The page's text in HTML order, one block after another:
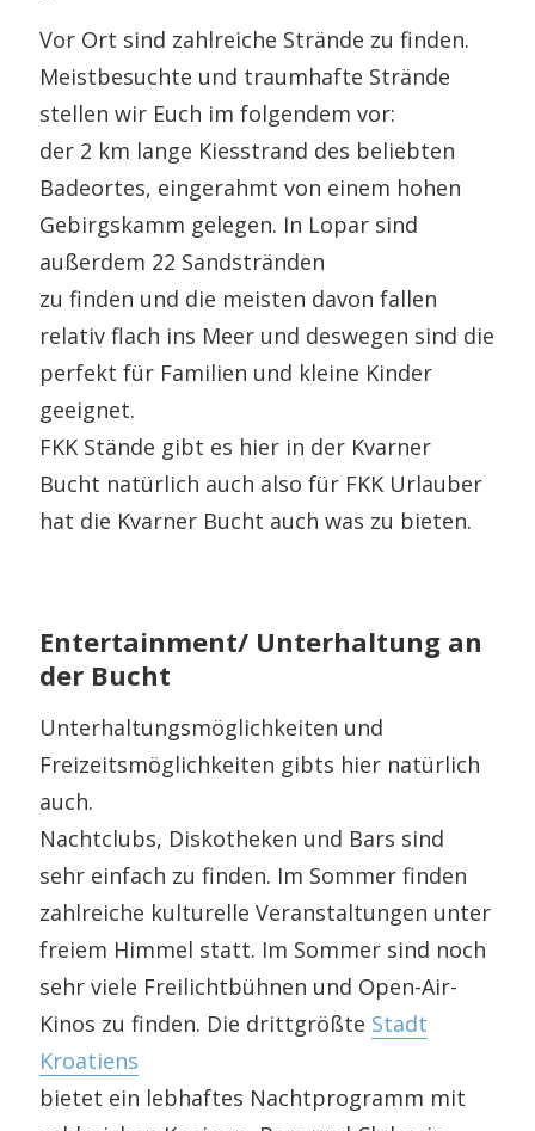
Vor Ort sind zahlreiche Strände zu finden.
Meistbesuchte und traumhafte Strände
stellen wir Euch im folgendem vor:
der 2 km lange Kiesstrand des beliebten
Badeortes, eingerahmt von einem hohen
Gebirgskamm gelegen. In Lopar sind
außerdem 22 Sandstränden
zu finden und die meisten davon fallen
relativ flach ins Meer und deswegen sind die
perfekt für Familien und kleine Kinder
geeignet.
FKK Stände gibt es hier in der Kvarner
Bucht natürlich auch also für FKK Urlauber
hat die Kvarner Bucht auch was zu bieten.
Entertainment/ Unterhaltung an
der Bucht
Unterhaltungsmöglichkeiten und
Freizeitsmöglichkeiten gibts hier natürlich
auch.
Nachtclubs, Diskotheken und Bars sind
sehr einfach zu finden. Im Sommer finden
zahlreiche kulturelle Veranstaltungen unter
freiem Himmel statt. Im Sommer sind noch
sehr viele Freilichtbühnen und Open-Air-
Kinos zu finden. Die drittgrößte Stadt
Kroatiens
bietet ein lebhaftes Nachtprogramm mit